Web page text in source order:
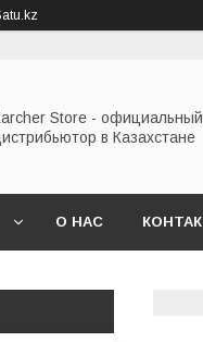
Store - официальный
в Казахстане
О НАС